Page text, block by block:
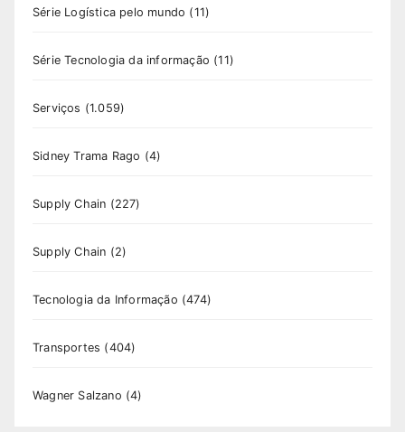
Série Logística pelo mundo (11)
Série Tecnologia da informação (11)
Serviços (1.059)
Sidney Trama Rago (4)
Supply Chain (227)
Supply Chain (2)
Tecnologia da Informação (474)
Transportes (404)
Wagner Salzano (4)